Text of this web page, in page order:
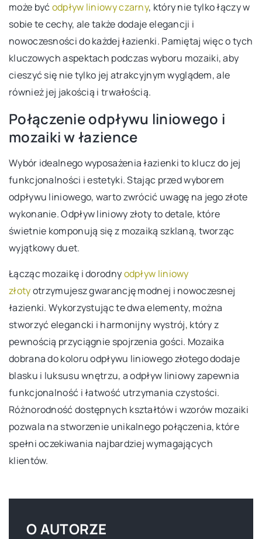
może byćodpływ liniowy czarny, który nie tylko łączy w
sobie te cechy, ale także dodaje elegancji i
nowoczesności do każdej łazienki. Pamiętaj więc o tych
kluczowych aspektach podczas wyboru mozaiki, aby
cieszyć się nie tylko jej atrakcyjnym wyglądem, ale
również jej jakością i trwałością.
Połączenie odpływu liniowego i
mozaiki w łazience
Wybór idealnego wyposażenia łazienki to klucz do jej
funkcjonalności i estetyki. Stając przed wyborem
odpływu liniowego, warto zwrócić uwagę na jego złote
wykonanie. Odpływ liniowy złoty to detale, które
świetnie komponują się z mozaiką szklaną, tworząc
wyjątkowy duet.
Łącząc mozaikę i dorodnyodpływ liniowy
złotyotrzymujesz gwarancję modnej i nowoczesnej
łazienki. Wykorzystując te dwa elementy, można
stworzyć elegancki i harmonijny wystrój, który z
pewnością przyciągnie spojrzenia gości. Mozaika
dobrana do koloru odpływu liniowego złotego dodaje
blasku i luksusu wnętrzu, a odpływ liniowy zapewnia
funkcjonalność i łatwość utrzymania czystości.
Różnorodność dostępnych kształtów i wzorów mozaiki
pozwala na stworzenie unikalnego połączenia, które
spełni oczekiwania najbardziej wymagających
klientów.
O AUTORZE